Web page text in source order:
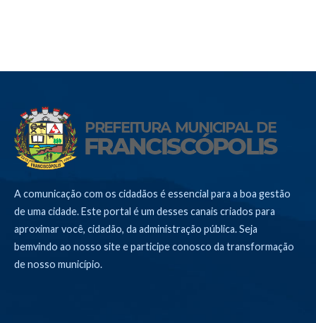
A comunicação com os cidadãos é essencial para a boa gestão
de uma cidade. Este portal é um desses canais criados para
aproximar você, cidadão, da administração pública. Seja
bemvindo ao nosso site e participe conosco da transformação
de nosso município.